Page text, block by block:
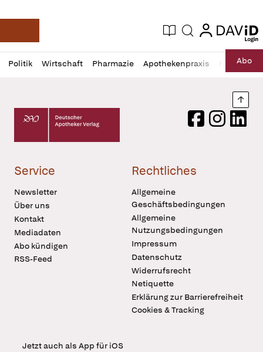
Deutsche Apotheker Zeitung
Aktuelle Ausgabe
Suche login
login
Politik Wirtschaft Pharmazie Apothekenpraxis RechtAbo
Profil
öffnen
Daz
Pur
Deutscher Apotheker Verlag Logo
FacebookInstagram
Service
Newsletter
Über uns
Kontakt
Mediadaten
Abo kündigen
RSS-Feed
Rechtliches
Allgemeine
Geschäftsbedingungen
Allgemeine
Nutzungsbedingungen
Impressum
Datenschutz
Widerrufsrecht
Netiquette
Erklärung zur Barrierefreiheit
Cookies & Tracking
Jetzt auch als App für iOS